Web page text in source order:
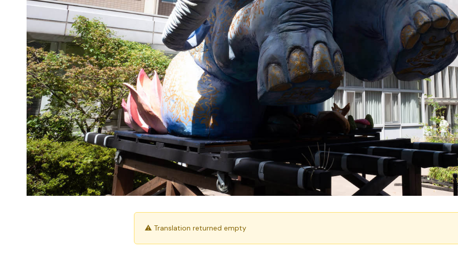
⚠ Translation returned empty